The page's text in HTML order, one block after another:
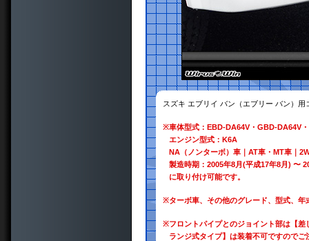
スズキ エブリイ バン（エブリー バン）
※車体型式：EBD-DA64V・GBD-DA64V
エンジン型式：K6A
NA（ノンターボ）車｜AT車・MT車｜
製造時期：2005年8月(平成17年8月) 〜
に取り付け可能です。
※ターボ車、その他のグレード、型式、
※フロントパイプとのジョイント部は【
ランジ式タイプ】は装着不可ですのでご